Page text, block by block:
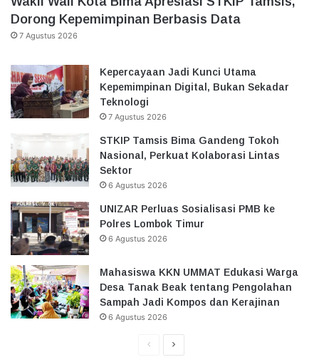
Dorong Kepemimpinan Berbasis Data
7 Agustus 2026
Kepercayaan Jadi Kunci Utama
Kepemimpinan Digital, Bukan Sekadar
Teknologi
7 Agustus 2026
STKIP Tamsis Bima Gandeng Tokoh
Nasional, Perkuat Kolaborasi Lintas
Sektor
6 Agustus 2026
UNIZAR Perluas Sosialisasi PMB ke
Polres Lombok Timur
6 Agustus 2026
Mahasiswa KKN UMMAT Edukasi Warga
Desa Tanak Beak tentang Pengolahan
Sampah Jadi Kompos dan Kerajinan
6 Agustus 2026
HalamanHalaman